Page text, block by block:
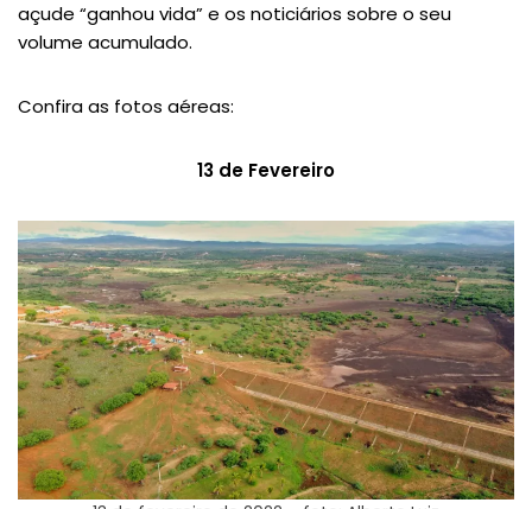
açude “ganhou vida” e os noticiários sobre o seu
volume acumulado.
Confira as fotos aéreas:
13 de Fevereiro